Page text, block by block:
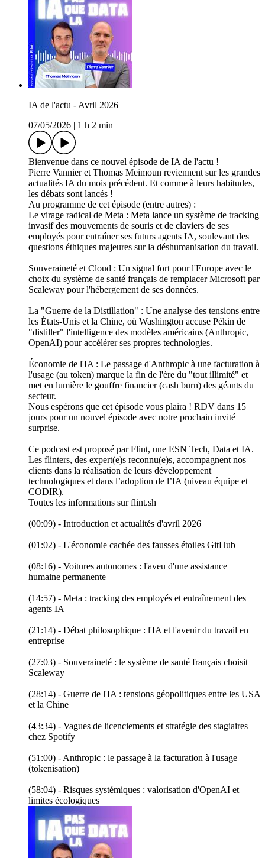
IA de l'actu - Avril 2026
07/05/2026
1 h 2 min
Bienvenue dans ce nouvel épisode de IA de l'actu !
Pierre Vannier et Thomas Meimoun reviennent sur les grandes
actualités IA du mois précédent. Et comme à leurs habitudes,
les débats sont lancés !
Au programme de cet épisode (entre autres) :
Le virage radical de Meta : Meta lance un système de tracking
invasif des mouvements de souris et de claviers de ses
employés pour entraîner ses futurs agents IA, soulevant des
questions éthiques majeures sur la déshumanisation du travail.
Souveraineté et Cloud : Un signal fort pour l'Europe avec le
choix du système de santé français de remplacer Microsoft par
Scaleway pour l'hébergement de ses données.
La "Guerre de la Distillation" : Une analyse des tensions entre
les États-Unis et la Chine, où Washington accuse Pékin de
"distiller" l'intelligence des modèles américains (Anthropic,
OpenAI) pour accélérer ses propres technologies.
Économie de l'IA : Le passage d'Anthropic à une facturation à
l'usage (au token) marque la fin de l'ère du "tout illimité" et
met en lumière le gouffre financier (cash burn) des géants du
secteur.
Nous espérons que cet épisode vous plaira ! RDV dans 15
jours pour un nouvel épisode avec notre prochain invité
surprise.
Ce podcast est proposé par Flint, une ESN Tech, Data et IA.
Les flinters, des expert(e)s reconnu(e)s, accompagnent nos
clients dans la réalisation de leurs développement
technologiques et dans l’adoption de l’IA (niveau équipe et
CODIR).
Toutes les informations sur flint.sh
(00:09) - Introduction et actualités d'avril 2026
(01:02) - L'économie cachée des fausses étoiles GitHub
(08:16) - Voitures autonomes : l'aveu d'une assistance
humaine permanente
(14:57) - Meta : tracking des employés et entraînement des
agents IA
(21:14) - Débat philosophique : l'IA et l'avenir du travail en
entreprise
(27:03) - Souveraineté : le système de santé français choisit
Scaleway
(28:14) - Guerre de l'IA : tensions géopolitiques entre les USA
et la Chine
(43:34) - Vagues de licenciements et stratégie des stagiaires
chez Spotify
(51:00) - Anthropic : le passage à la facturation à l'usage
(tokenisation)
(58:04) - Risques systémiques : valorisation d'OpenAI et
limites écologiques